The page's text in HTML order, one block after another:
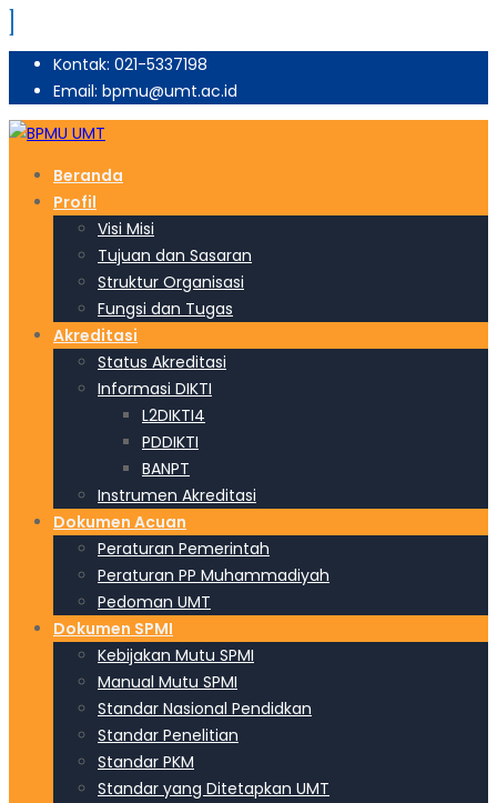
Kontak: 021-5337198
Email: bpmu@umt.ac.id
Beranda
Profil
Visi Misi
Tujuan dan Sasaran
Struktur Organisasi
Fungsi dan Tugas
Akreditasi
Status Akreditasi
Informasi DIKTI
L2DIKTI4
PDDIKTI
BANPT
Instrumen Akreditasi
Dokumen Acuan
Peraturan Pemerintah
Peraturan PP Muhammadiyah
Pedoman UMT
Dokumen SPMI
Kebijakan Mutu SPMI
Manual Mutu SPMI
Standar Nasional Pendidkan
Standar Penelitian
Standar PKM
Standar yang Ditetapkan UMT